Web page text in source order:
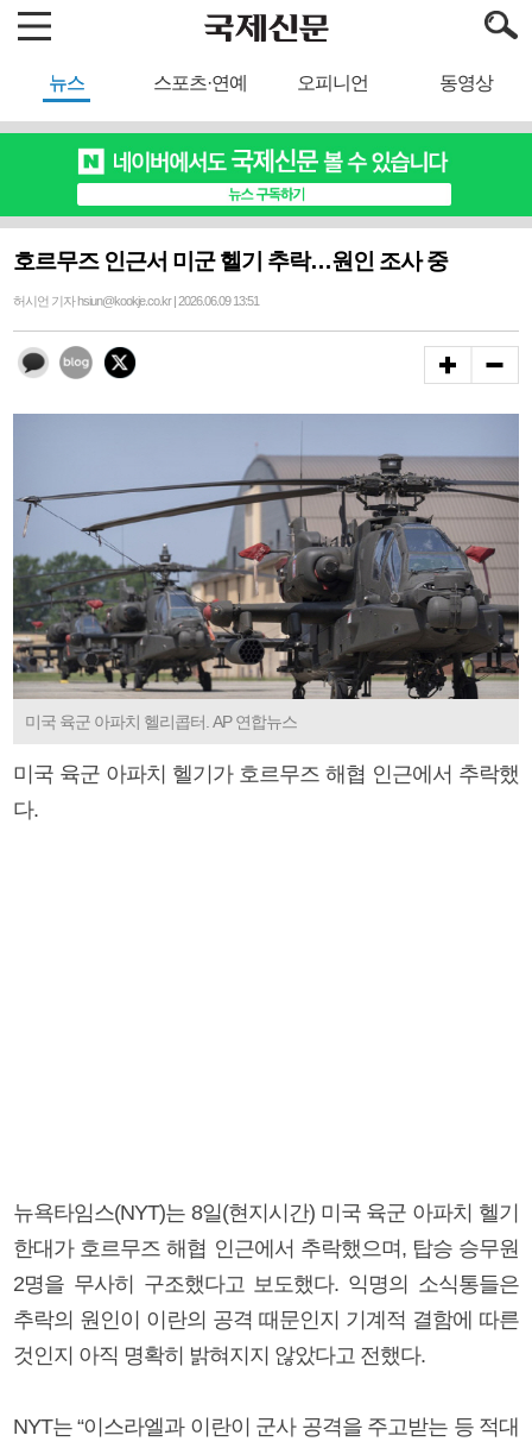
뉴스 스포츠·연예 오피니언 동영상
호르무즈 인근서 미군 헬기 추락…원인 조사 중
허시언 기자 hsiun@kookje.co.kr | 2026.06.09 13:51
미국 육군 아파치 헬리콥터. AP 연합뉴스
미국 육군 아파치 헬기가 호르무즈 해협 인근에서 추락했
다.
뉴욕타임스(NYT)는 8일(현지시간) 미국 육군 아파치 헬기
한대가 호르무즈 해협 인근에서 추락했으며, 탑승 승무원
2명을 무사히 구조했다고 보도했다. 익명의 소식통들은
추락의 원인이 이란의 공격 때문인지 기계적 결함에 따른
것인지 아직 명확히 밝혀지지 않았다고 전했다.
NYT는 “이스라엘과 이란이 군사 공격을 주고받는 등 적대